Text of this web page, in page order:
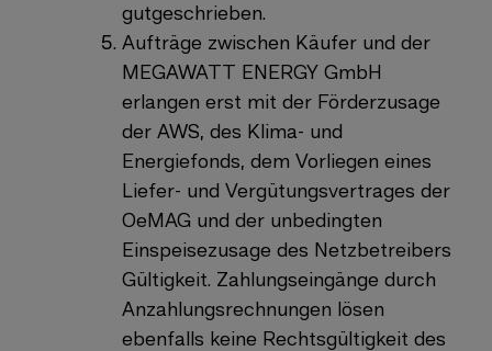
gutgeschrieben.
Aufträge zwischen Käufer und der
MEGAWATT ENERGY GmbH
erlangen erst mit der Förderzusage
der AWS, des Klima- und
Energiefonds, dem Vorliegen eines
Liefer- und Vergütungsvertrages der
OeMAG und der unbedingten
Einspeisezusage des Netzbetreibers
Gültigkeit. Zahlungseingänge durch
Anzahlungsrechnungen lösen
ebenfalls keine Rechtsgültigkeit des